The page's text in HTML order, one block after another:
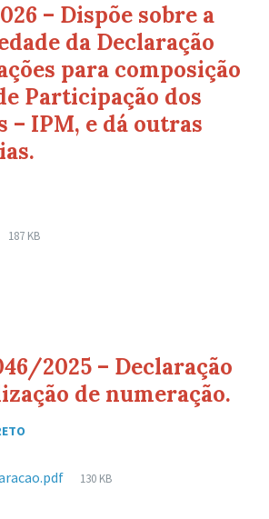
– Dispõe sobre a
da Declaração
para composição
Participação dos
– IPM, e dá outras
Tamanho
187 KB
2025 – Declaração
de numeração.
Tamanho
130 KB